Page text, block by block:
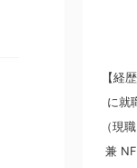
【経
に就
（現
兼